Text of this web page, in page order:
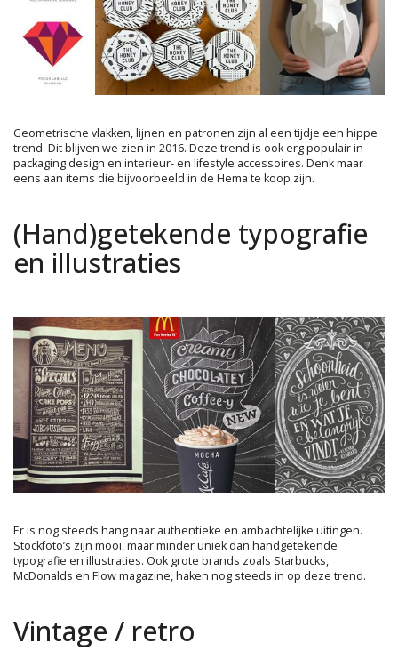
Geometrische vlakken, lijnen en patronen zijn al een tijdje een hippe
trend. Dit blijven we zien in 2016. Deze trend is ook erg populair in
packaging design en interieur- en lifestyle accessoires. Denk maar
eens aan items die bijvoorbeeld in de Hema te koop zijn.
(Hand)getekende typografie
en illustraties
Er is nog steeds hang naar authentieke en ambachtelijke uitingen.
Stockfoto’s zijn mooi, maar minder uniek dan handgetekende
typografie en illustraties. Ook grote brands zoals Starbucks,
McDonalds en Flow magazine, haken nog steeds in op deze trend.
Vintage / retro